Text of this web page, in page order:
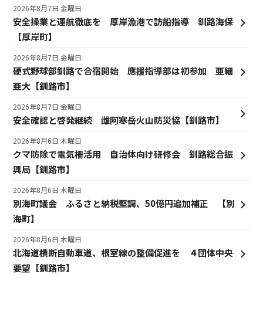
安全操業と運航徹底を 厚岸漁港で訪船指導 釧路海保
【厚岸町】
2026年8月7日 金曜日
硬式野球部釧路で合宿開始 應援指導部は初参加 亜細
亜大【釧路市】
2026年8月7日 金曜日
安全確認と啓発継続 雌阿寒岳火山防災協【釧路市】
2026年8月7日 金曜日
クマ防除で電気柵活用 自治体向け研修会 釧路総合振
興局【釧路市】
2026年8月6日 木曜日
別海町議会 ふるさと納税堅調、50億円追加補正 【別
海町】
2026年8月6日 木曜日
北海道横断自動車道、根室線の整備促進を ４団体中央
要望【釧路市】
2026年8月6日 木曜日